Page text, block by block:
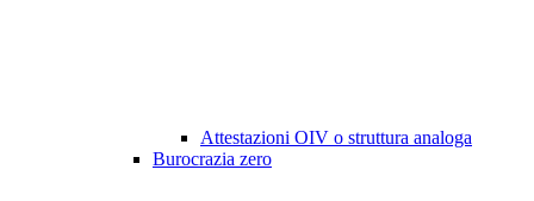
Attestazioni OIV o struttura analoga
Burocrazia zero